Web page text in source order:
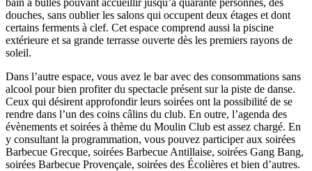
douches, sans oublier les salons qui occupent deux étages et dont
certains ferments à clef. Cet espace comprend aussi la piscine
extérieure et sa grande terrasse ouverte dès les premiers rayons de
soleil.
Dans l’autre espace, vous avez le bar avec des consommations sans
alcool pour bien profiter du spectacle présent sur la piste de danse.
Ceux qui désirent approfondir leurs soirées ont la possibilité de se
rendre dans l’un des coins câlins du club. En outre, l’agenda des
évènements et soirées à thème du Moulin Club est assez chargé. En
y consultant la programmation, vous pouvez participer aux soirées
Barbecue Grecque, soirées Barbecue Antillaise, soirées Gang Bang,
soirées Barbecue Provençale, soirées des Écolières et bien d’autres.